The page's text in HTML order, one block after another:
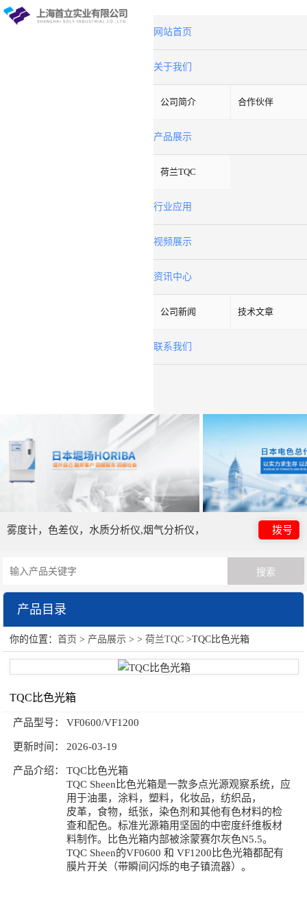
网站首页
关于我们
公司简介 合作伙伴
产品展示
荷兰TQC
行业应用
视频展示
资讯中心
公司新闻 技术文章
联系我们
雾度计，色差仪，水质分析仪,烟气分析仪， 拨号
产品目录
荷兰TQC
你的位置：首页 > 产品展示 > >荷兰TQC >TQC比色光箱
TQC比色光箱
产品型号： VF0600/VF1200
更新时间： 2026-03-19
产品介绍：
TQC比色光箱
TQC Sheen比色光箱是一款多点光源观察系统，应
用于油墨，涂料，塑料，化妆品，纺织品，
皮革，食物，纸张，染色剂和其他有色材料的检
查和配色。标准光源箱用坚固的中密度纤维板材
料制作。比色光箱内部被涂蒙赛尔灰色N5.5。
TQC Sheen的VF0600 和 VF1200比色光箱都配有
膜片开关（带瞬间闪烁的电子镇流器）。